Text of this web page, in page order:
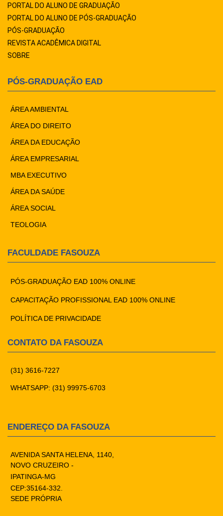
PORTAL DO ALUNO DE GRADUAÇÃO
PORTAL DO ALUNO DE PÓS-GRADUAÇÃO
PÓS-GRADUAÇÃO
REVISTA ACADÊMICA DIGITAL
SOBRE
PÓS-GRADUAÇÃO EAD
ÁREA AMBIENTAL
ÁREA DO DIREITO
ÁREA DA EDUCAÇÃO
ÁREA EMPRESARIAL
MBA EXECUTIVO
ÁREA DA SAÚDE
ÁREA SOCIAL
TEOLOGIA
FACULDADE FASOUZA
PÓS-GRADUAÇÃO EAD 100% ONLINE
CAPACITAÇÃO PROFISSIONAL EAD 100% ONLINE
POLÍTICA DE PRIVACIDADE
CONTATO DA FASOUZA
(31) 3616-7227
WHATSAPP: (31) 99975-6703
ENDEREÇO DA FASOUZA
AVENIDA SANTA HELENA, 1140,
NOVO CRUZEIRO -
IPATINGA-MG
CEP:35164-332.
SEDE PRÓPRIA